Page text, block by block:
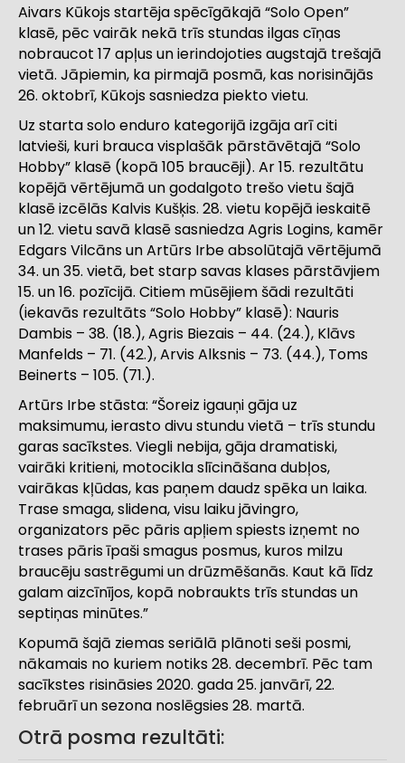
Aivars Kūkojs startēja spēcīgākajā “Solo Open”
klasē, pēc vairāk nekā trīs stundas ilgas cīņas
nobraucot 17 apļus un ierindojoties augstajā trešajā
vietā. Jāpiemin, ka pirmajā posmā, kas norisinājās
26. oktobrī, Kūkojs sasniedza piekto vietu.
Uz starta solo enduro kategorijā izgāja arī citi
latvieši, kuri brauca visplašāk pārstāvētajā “Solo
Hobby” klasē (kopā 105 braucēji). Ar 15. rezultātu
kopējā vērtējumā un godalgoto trešo vietu šajā
klasē izcēlās Kalvis Kušķis. 28. vietu kopējā ieskaitē
un 12. vietu savā klasē sasniedza Agris Logins, kamēr
Edgars Vilcāns un Artūrs Irbe absolūtajā vērtējumā
34. un 35. vietā, bet starp savas klases pārstāvjiem
15. un 16. pozīcijā. Citiem mūsējiem šādi rezultāti
(iekavās rezultāts “Solo Hobby” klasē): Nauris
Dambis – 38. (18.), Agris Biezais – 44. (24.), Klāvs
Manfelds – 71. (42.), Arvis Alksnis – 73. (44.), Toms
Beinerts – 105. (71.).
Artūrs Irbe stāsta: “Šoreiz igauņi gāja uz
maksimumu, ierasto divu stundu vietā – trīs stundu
garas sacīkstes. Viegli nebija, gāja dramatiski,
vairāki kritieni, motocikla slīcināšana dubļos,
vairākas kļūdas, kas paņem daudz spēka un laika.
Trase smaga, slidena, visu laiku jāvingro,
organizators pēc pāris apļiem spiests izņemt no
trases pāris īpaši smagus posmus, kuros milzu
braucēju sastrēgumi un drūzmēšanās. Kaut kā līdz
galam aizcīnījos, kopā nobraukts trīs stundas un
septiņas minūtes.”
Kopumā šajā ziemas seriālā plānoti seši posmi,
nākamais no kuriem notiks 28. decembrī. Pēc tam
sacīkstes risināsies 2020. gada 25. janvārī, 22.
februārī un sezona noslēgsies 28. martā.
Otrā posma rezultāti: